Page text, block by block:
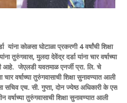
कोळसा घोटाळा प्रकरणी 4 वर्षांची शिक्षा
तुरुंगवास, मुलदा देवेंद्र दर्डा यांना चार वर्षाच्या
आहे. जेएलडी यवतमाळ एनर्जी प्रा. लि. चे
वर्षाच्या तुरुंगवासाची शिक्षा सुनावण्यात आली
एच. सी. गुप्ता, दोन ज्येष्ठ अधिकारी के एस
तुरुंगवासाची शिक्षा सुनावण्यात आली